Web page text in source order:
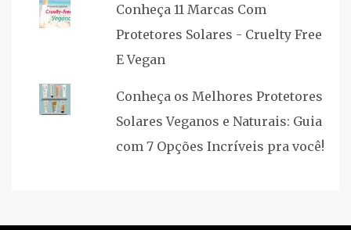
Conheça 11 Marcas Com
Protetores Solares - Cruelty Free
E Vegan
Conheça os Melhores Protetores
Solares Veganos e Naturais: Guia
com 7 Opções Incríveis pra você!